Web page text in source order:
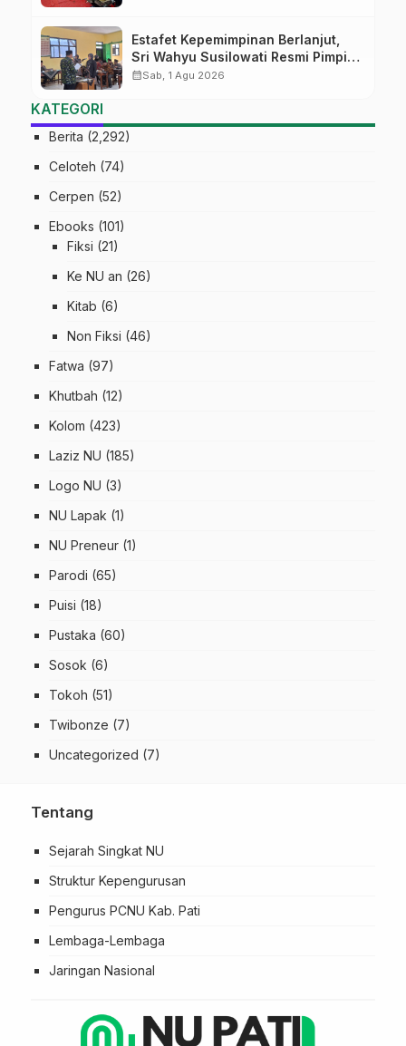
Estafet Kepemimpinan Berlanjut,
Sri Wahyu Susilowati Resmi Pimpin
MTs Ma’arif Sapuran
calendar_monthSab, 1 Agu 2026
KATEGORI
Berita (2,292)
Celoteh (74)
Cerpen (52)
Ebooks (101)
Fiksi (21)
Ke NU an (26)
Kitab (6)
Non Fiksi (46)
Fatwa (97)
Khutbah (12)
Kolom (423)
Laziz NU (185)
Logo NU (3)
NU Lapak (1)
NU Preneur (1)
Parodi (65)
Puisi (18)
Pustaka (60)
Sosok (6)
Tokoh (51)
Twibonze (7)
Uncategorized (7)
Tentang
Sejarah Singkat NU
Struktur Kepengurusan
Pengurus PCNU Kab. Pati
Lembaga-Lembaga
Jaringan Nasional